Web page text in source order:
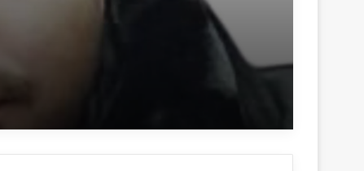
التقليد الأعمى